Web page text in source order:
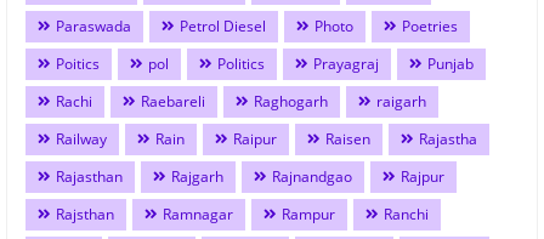
Paraswada
Petrol Diesel Photo
Poetries
Poitics
pol Politics Prayagraj
Punjab
Rachi
Raebareli Raghogarh
raigarh
Railway
Rain Raipur Raisen
Rajastha
Rajasthan
Rajgarh Rajnandgao
Rajpur
Rajsthan
Ramnagar Rampur
Ranchi